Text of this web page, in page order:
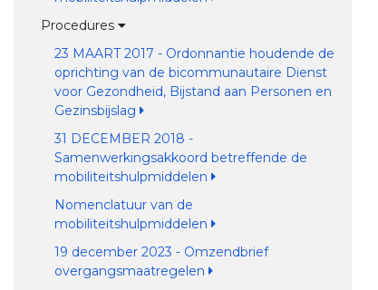
Procedures
23 MAART 2017 - Ordonnantie houdende de
oprichting van de bicommunautaire Dienst
voor Gezondheid, Bijstand aan Personen en
Gezinsbijslag
31 DECEMBER 2018 -
Samenwerkingsakkoord betreffende de
mobiliteitshulpmiddelen
Nomenclatuur van de
mobiliteitshulpmiddelen
19 december 2023 - Omzendbrief
overgangsmaatregelen